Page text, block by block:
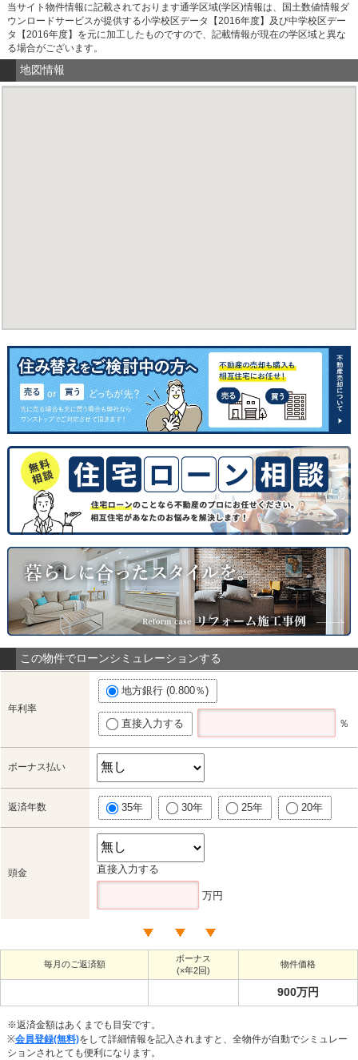
当サイト物件情報に記載されております通学区域(学区)情報は、国土数値情報ダ
ウンロードサービスが提供する小学校区データ【2016年度】及び中学校区デー
タ【2016年度】を元に加工したものですので、記載情報が現在の学区域と異な
る場合がございます。
地図情報
この物件でローンシミュレーションする
年利率
地方銀行 (0.800％)
直接入力する ％
ボーナス払い
返済年数 35年 30年 25年 20年
頭金 直接入力する
万円
毎月のご返済額
ボーナス
(×年2回)
物件価格
900万円
※返済金額はあくまでも目安です。
※会員登録(無料)をして詳細情報を記入されますと、全物件が自動でシミュレー
ションされとても便利になります。